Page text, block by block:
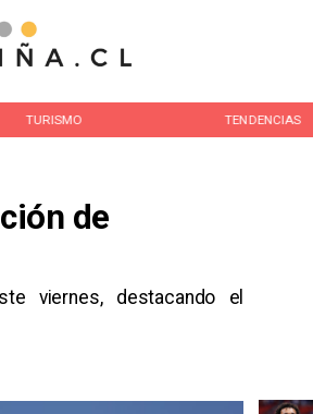
TURISMO TENDENCIAS
de
viernes, destacando el